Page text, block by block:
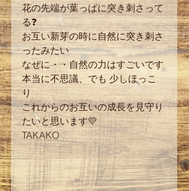
花の先端が葉っぱに突き刺さって
る❓
お互い新芽の時に自然に突き刺さ
ったみたい
なぜに・・自然の力はすごいです
本当に不思議、でも 少しほっこ
り
これからのお互いの成長を見守り
たいと思います💛
TAKAKO